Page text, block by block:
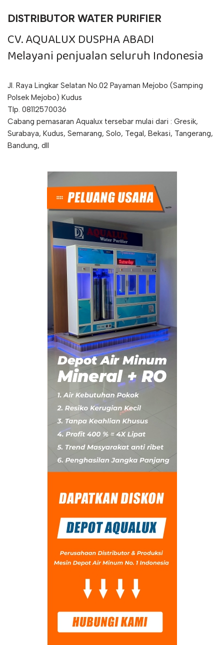
DISTRIBUTOR WATER PURIFIER
CV. AQUALUX DUSPHA ABADI
Melayani penjualan seluruh Indonesia
Jl. Raya Lingkar Selatan No.02 Payaman Mejobo (Samping
Polsek Mejobo) Kudus
Tlp. 08112570036
Cabang pemasaran Aqualux tersebar mulai dari : Gresik,
Surabaya, Kudus, Semarang, Solo, Tegal, Bekasi, Tangerang,
Bandung, dll